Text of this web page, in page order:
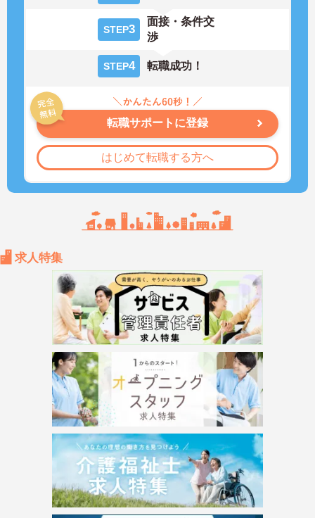
STEP3
面接・条件交
渉
STEP4 転職成功！
転職サポートに登録
はじめて転職する方へ
求人特集